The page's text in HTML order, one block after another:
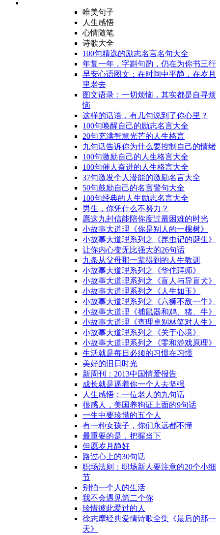
唯美句子
人生感悟
心情随笔
诗歌大全
100句精选的励志名言名句大全
年复一年，字斟句酌，仍在为你书三行
早安心语图文：在时间中平静，在岁月
里老去
图文语录：一切烦恼，其实都是自寻烦
恼
这样的话语，有几句说到了你心里？
100句唤醒自己的励志名言大全
20句充满智慧光芒的人生格言
九句话告诉你为什么要控制自己的情绪
100句激励自己的人生格言大全
100句催人奋进的人生格言大全
37句激发个人潜能的激励名言大全
50句鼓励自己的名言警句大全
100句经典的人生励志名言大全
男生，你凭什么不努力？
愿这九封信能陪你度过最困难的时光
小故事大道理《你是别人的一棵树》
小故事大道理系列之《昆虫记的诞生》
让你内心变无比强大的26句话
九条从父母那一辈得到的人生教训
小故事大道理系列之《华佗拜师》
小故事大道理系列之《盲人与导盲犬》
小故事大道理系列之《人生如玉》
小故事大道理系列之《六狮不敌一牛》
小故事大道理《捕鼠器和鸡、猪、牛》
小故事大道理《查理卓别林笑对人生》
小故事大道理系列之《关于心境》
小故事大道理系列之《零和游戏原理》
生活就是每日必须的习惯在习惯
美好的旧日时光
新周刊：2013中国情爱报告
成长就是逼着你一个人去坚强
人生感悟：一位老人的九句话
很感人，美国养狗证上面的9句话
一生中要珍惜的五个人
有一种女孩子，你们永远都不懂
最重要的是，把握当下
但愿岁月静好
路过心上的30句话
职场法则：职场新人要注意的20个小细
节
别怕一个人的生活
我不会遇见第二个你
珍惜彼此爱过的人
徐志摩经典爱情诗歌全集《最后的那一
天》